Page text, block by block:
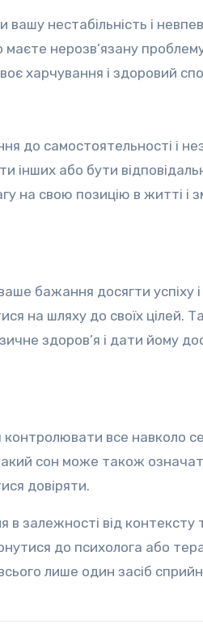
нестабільність і
нерозв’язану
харчування і здоровий
до самостоятельності і
інших або бути
на свою позицію в житті і
бажання досягти успіху
на шляху до своїх цілей.
здоров’я і дати йому
все навколо
сон може також
довіряти.
залежності від контексту
до психолога або
лише один засіб